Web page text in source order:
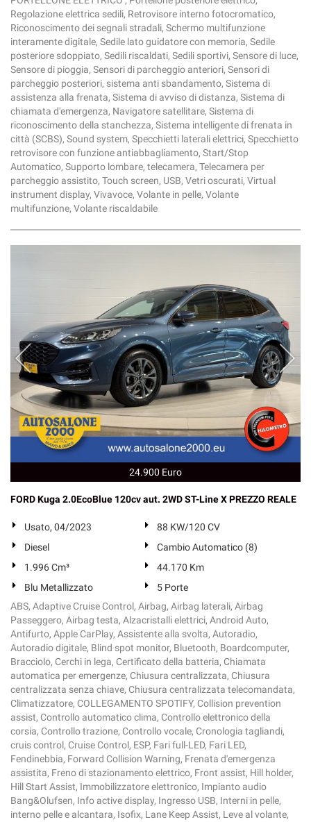
Regolazione elettrica sedili, Retrovisore interno fotocromatico,
Riconoscimento dei segnali stradali, Schermo multifunzione
interamente digitale, Sedile lato guidatore con memoria, Sedile
posteriore sdoppiato, Sedili riscaldati, Sedili sportivi, Sensore di luce,
Sensore di pioggia, Sensori di parcheggio anteriori, Sensori di
parcheggio posteriori, sistema anti sbandamento, Sistema di
assistenza alla frenata, Sistema di avviso di distanza, Sistema di
chiamata d'emergenza, Navigatore satellitare, Sistema di
riconoscimento della stanchezza, Sistema intelligente di frenata in
città (SCBS), Sound system, Specchietti laterali elettrici, Specchietto
retrovisore con funzione antiabbagliamento, Start/Stop
Automatico, Supporto lombare, telecamera, Telecamera per
parcheggio assistito, Touch screen, USB, Vetri oscurati, Virtual
instrument display, Vivavoce, Volante in pelle, Volante
multifunzione, Volante riscaldabile
24.900 Euro
FORD Kuga 2.0EcoBlue 120cv aut. 2WD ST-Line X PREZZO REALE
Usato, 04/2023
88 KW/120 CV
Diesel
Cambio Automatico (8)
1.996 Cm³
44.170 Km
Blu Metallizzato
5 Porte
ABS, Adaptive Cruise Control, Airbag, Airbag laterali, Airbag
Passeggero, Airbag testa, Alzacristalli elettrici, Android Auto,
Antifurto, Apple CarPlay, Assistente alla svolta, Autoradio,
Autoradio digitale, Blind spot monitor, Bluetooth, Boardcomputer,
Bracciolo, Cerchi in lega, Certificato della batteria, Chiamata
automatica per emergenze, Chiusura centralizzata, Chiusura
centralizzata senza chiave, Chiusura centralizzata telecomandata,
Climatizzatore, COLLEGAMENTO SPOTIFY, Collision prevention
assist, Controllo automatico clima, Controllo elettronico della
corsia, Controllo trazione, Controllo vocale, Cronologia tagliandi,
cruis control, Cruise Control, ESP, Fari full-LED, Fari LED,
Fendinebbia, Forward Collision Warning, Frenata d'emergenza
assistita, Freno di stazionamento elettrico, Front assist, Hill holder,
Hill Start Assist, Immobilizzatore elettronico, Impianto audio
Bang&Olufsen, Info active display, Ingresso USB, Interni in pelle,
interno pelle e alcantara, Isofix, Lane Keep Assist, Leve al volante,